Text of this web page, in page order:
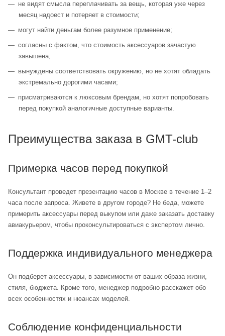
не видят смысла переплачивать за вещь, которая уже через
месяц надоест и потеряет в стоимости;
могут найти деньгам более разумное применение;
согласны с фактом, что стоимость аксессуаров зачастую
завышена;
вынуждены соответствовать окружению, но не хотят обладать
экстремально дорогими часами;
присматриваются к люксовым брендам, но хотят попробовать
перед покупкой аналогичные доступные варианты.
Преимущества заказа в GMT-club
Примерка часов перед покупкой
Консультант проведет презентацию часов в Москве в течение 1–2
часа после запроса. Живете в другом городе? Не беда, можете
примерить аксессуары перед выкупом или даже заказать доставку
авиакурьером, чтобы проконсультироваться с экспертом лично.
Поддержка индивидуального менеджера
Он подберет аксессуары, в зависимости от ваших образа жизни,
стиля, бюджета. Кроме того, менеджер подробно расскажет обо
всех особенностях и нюансах моделей.
Соблюдение конфиденциальности